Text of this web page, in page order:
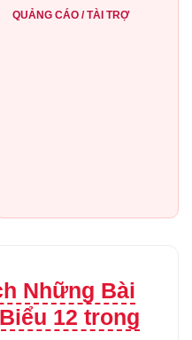
QUẢNG CÁO / TÀI TRỢ
Những Bài
12 trong